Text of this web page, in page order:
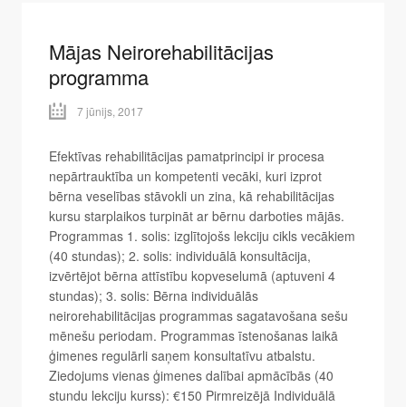
Mājas Neirorehabilitācijas
programma
7 jūnijs, 2017
Efektīvas rehabilitācijas pamatprincipi ir procesa
nepārtrauktība un kompetenti vecāki, kuri izprot
bērna veselības stāvokli un zina, kā rehabilitācijas
kursu starplaikos turpināt ar bērnu darboties mājās.
Programmas 1. solis: izglītojošs lekciju cikls vecākiem
(40 stundas); 2. solis: individuālā konsultācija,
izvērtējot bērna attīstību kopveselumā (aptuveni 4
stundas); 3. solis: Bērna individuālās
neirorehabilitācijas programmas sagatavošana sešu
mēnešu periodam. Programmas īstenošanas laikā
ģimenes regulārli saņem konsultatīvu atbalstu.
Ziedojums vienas ģimenes dalībai apmācībās (40
stundu lekciju kurss): €150 Pirmreizējā Individuālā